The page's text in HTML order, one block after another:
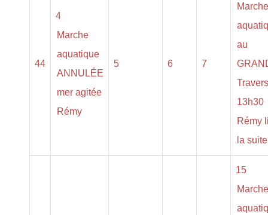
44
4
Marche
aquatique
ANNULÉE
mer agitée
Rémy
5 6 7
Marche
au
Travers
13h30
Rémy
la
15
Marche